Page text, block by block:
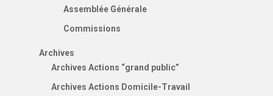
Assemblée Générale
Commissions
Archives
Archives Actions “grand public”
Archives Actions Domicile-Travail